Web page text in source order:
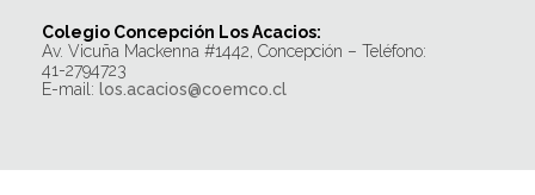
Colegio Concepción Los Acacios:
Av. Vicuña Mackenna #1442, Concepción – Teléfono:
41-2794723
E-mail: los.acacios@coemco.cl